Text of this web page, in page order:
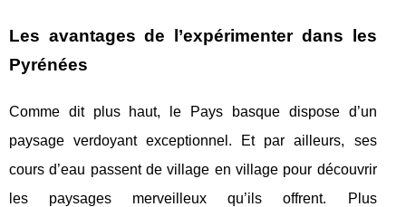
Les avantages de l’expérimenter dans les
Pyrénées
Comme dit plus haut, le Pays basque dispose d’un
paysage verdoyant exceptionnel. Et par ailleurs, ses
cours d’eau passent de village en village pour découvrir
les paysages merveilleux qu’ils offrent. Plus